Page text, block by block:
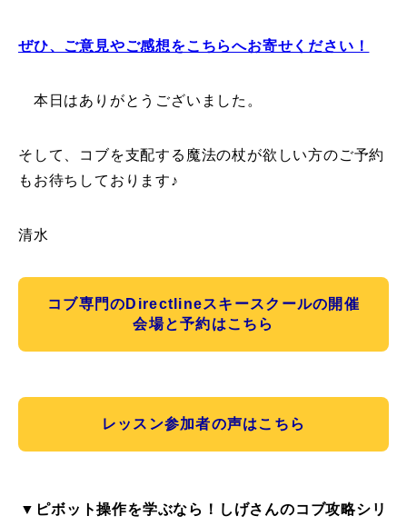
ぜひ、ご意見やご感想をこちらへお寄せください！
本日はありがとうございました。
そして、コブを支配する魔法の杖が欲しい方のご予約
もお待ちしております♪
清水
コブ専門のDirectlineスキースクールの開催
会場と予約はこちら
レッスン参加者の声はこちら
▼ピボット操作を学ぶなら！しげさんのコブ攻略シリ